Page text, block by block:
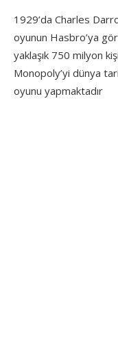
1929’da Charles
oyunun Hasbro’ya
yaklaşık 750 milyon
Monopoly’yi dünya
oyunu yapmaktadır